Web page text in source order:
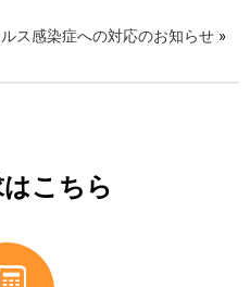
ス感染症への対応のお知らせ»
こちら